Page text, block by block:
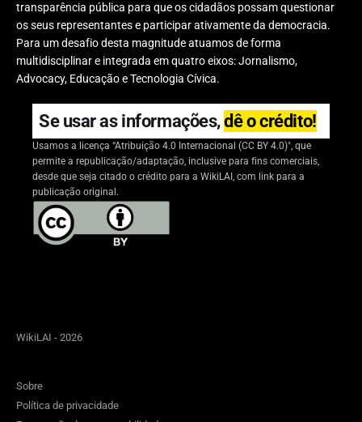
transparência pública para que os cidadãos possam questionar
os seus representantes e participar ativamente da democracia.
Para um desafio desta magnitude atuamos de forma
multidisciplinar e integrada em quatro eixos: Jornalismo,
Advocacy, Educação e Tecnologia Cívica.
Se usar as informações,dê o crédito!
Usamos a licença “Atribuição 4.0 Internacional (CC BY 4.0)", que
permite a republicação/adaptação, inclusive para fins comerciais,
desde que seja citado o crédito para a WikiLAI, com link para a
publicação original.
WikiLAI - 2026
Sobre
Política de privacidade